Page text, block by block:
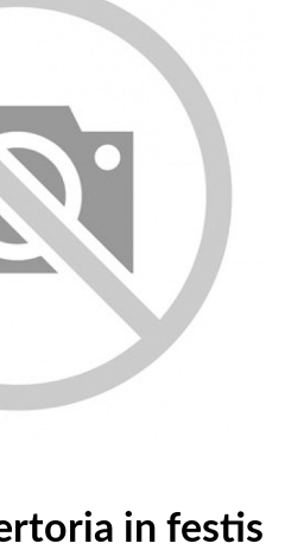
in festis